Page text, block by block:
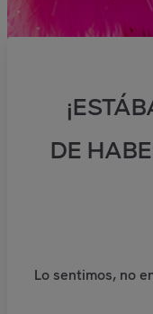
DE
Lo sentimos, no